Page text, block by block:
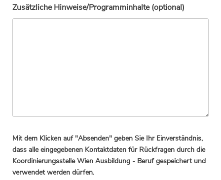
Zusätzliche Hinweise/Programminhalte (optional)
Mit dem Klicken auf "Absenden" geben Sie Ihr Einverständnis,
dass alle eingegebenen Kontaktdaten für Rückfragen durch die
Koordinierungsstelle Wien Ausbildung - Beruf gespeichert und
verwendet werden dürfen.